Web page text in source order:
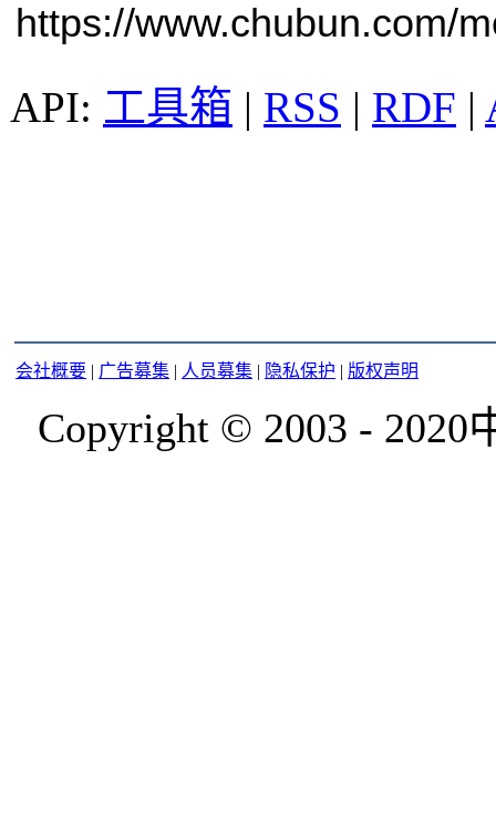
https://www.chubun.com/
工具箱 | RSS | RDF |
会社概要 | 广告募集 | 人员募集 | 隐私保护 | 版权声明
Copyright © 2003 -